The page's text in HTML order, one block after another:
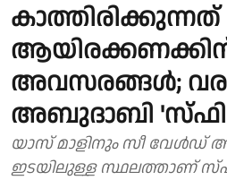
കാത്തിരിക്കുന്നത്
അവസരങ്ങള്‍;
അബുദാബി
യാസ് മാളിനും സീ വേള്‍ഡ്
ഇടയിലുള്ള സ്ഥലത്താണ്